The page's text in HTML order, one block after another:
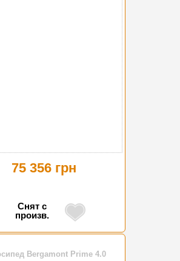
75 356 грн
Снят с
произв.
Bergamont Prime 4.0